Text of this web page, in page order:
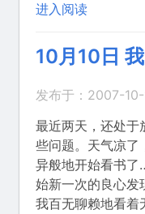
进入阅读
10月10日
发布于：2007-
最近两天，还处于
些问题。天气凉
异般地开始看书
始新一次的良心
我百无聊赖地看着